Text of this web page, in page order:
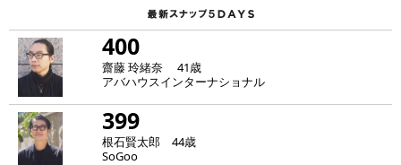
400
齋藤 玲緒奈 41歳
アバハウスインターナショナル
399
根石賢太郎 44歳
SoGoo